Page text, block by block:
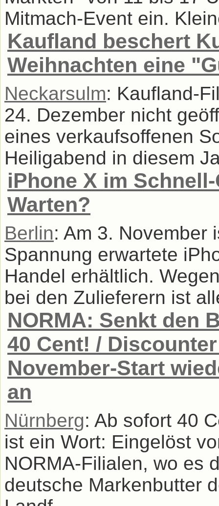
Mitmach-Event ein.
Kaufland beschert
Weihnachten eine
Neckarsulm: Kaufland-
24. Dezember nicht
eines verkaufsoffenen
Heiligabend in diesem
iPhone X im
Warten?
Berlin: Am 3. November
Spannung erwartete
Handel erhältlich.
bei den Zulieferern ist
NORMA: Senkt den
40 Cent! /
November-Start
an
Nürnberg: Ab sofort 40
ist ein Wort: Eingelöst
NORMA-Filialen, wo es
deutsche Markenbutter